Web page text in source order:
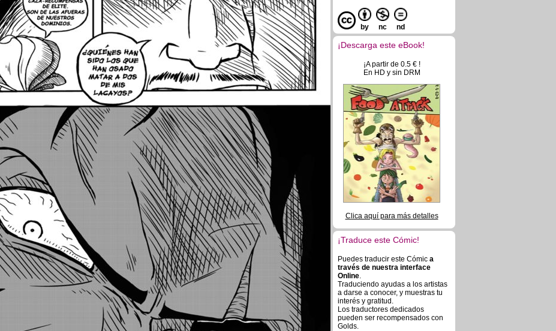
by nc nd
¡Descarga este eBook!
¡A partir de 0.5 € !
En HD y sin DRM
Clica aquí para más detalles
¡Traduce este Cómic!
Puedes traducir este Cómic a
través de nuestra interface
Online.
Traduciendo ayudas a los artistas
a darse a conocer, y muestras tu
interés y gratitud.
Los traductores dedicados
pueden ser recompensados con
Golds.